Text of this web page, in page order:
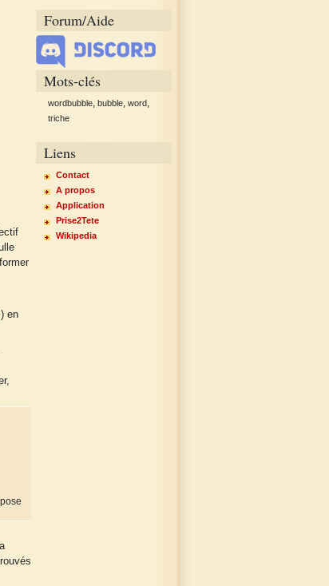
en
Forum/Aide
Mots-clés
wordbubble bubble word
triche
Liens
Contact
A propos
Application
Prise2Tete
Wikipedia